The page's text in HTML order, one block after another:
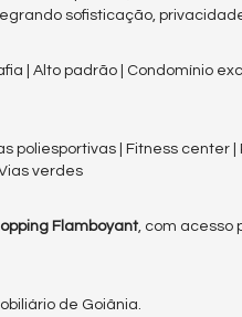
sofisticação,
| Alto padrão | Condomínio
poliesportivas | Fitness center |
verdes
Flamboyant, com acesso
de Goiânia.